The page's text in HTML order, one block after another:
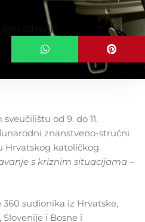
od 9. do 11.
znanstveno-stručni
Hrvatskog katoličkog
s kriznim situacijama –
sudionika iz Hrvatske,
i Bosne i